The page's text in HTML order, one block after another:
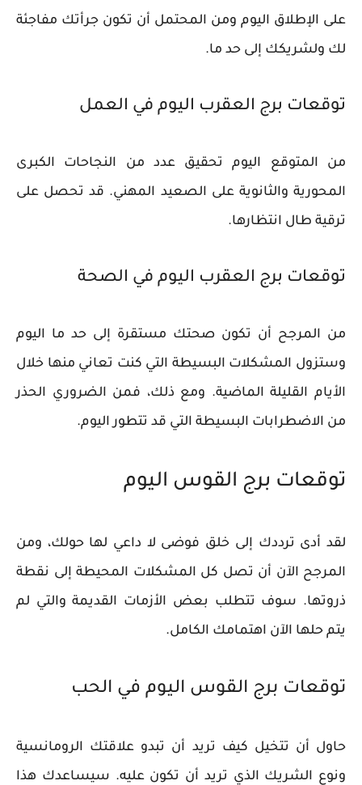
على الإطلاق اليوم ومن المحتمل أن تكون جرأتك مفاجئة
لك ولشريكك إلى حد ما.
توقعات برج العقرب اليوم في العمل
من المتوقع اليوم تحقيق عدد من النجاحات الكبرى
المحورية والثانوية على الصعيد المهني. قد تحصل على
ترقية طال انتظارها.
توقعات برج العقرب اليوم في الصحة
من المرجح أن تكون صحتك مستقرة إلى حد ما اليوم
وستزول المشكلات البسيطة التي كنت تعاني منها خلال
الأيام القليلة الماضية. ومع ذلك، فمن الضروري الحذر
من الاضطرابات البسيطة التي قد تتطور اليوم.
توقعات برج القوس اليوم
لقد أدى ترددك إلى خلق فوضى لا داعي لها حولك، ومن
المرجح الآن أن تصل كل المشكلات المحيطة إلى نقطة
ذروتها. سوف تتطلب بعض الأزمات القديمة والتي لم
يتم حلها الآن اهتمامك الكامل.
توقعات برج القوس اليوم في الحب
حاول أن تتخيل كيف تريد أن تبدو علاقتك الرومانسية
ونوع الشريك الذي تريد أن تكون عليه. سيساعدك هذا